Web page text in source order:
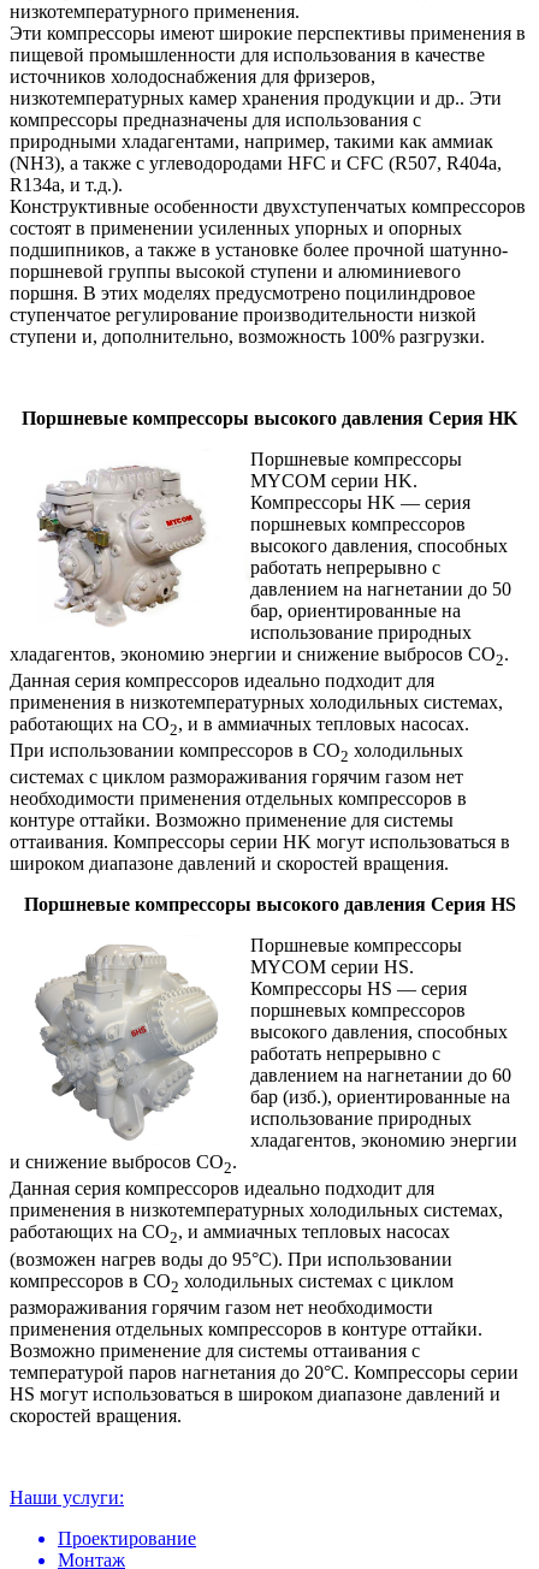
низкотемпературного применения.
Эти компрессоры имеют широкие перспективы применения в
пищевой промышленности для использования в качестве
источников холодоснабжения для фризеров,
низкотемпературных камер хранения продукции и др.. Эти
компрессоры предназначены для использования с
природными хладагентами, например, такими как аммиак
(NH3), а также с углеводородами HFС и СFС (R507, R404a,
R134a, и т.д.).
Конструктивные особенности двухступенчатых компрессоров
состоят в применении усиленных упорных и опорных
подшипников, а также в установке более прочной шатунно-
поршневой группы высокой ступени и алюминиевого
поршня. В этих моделях предусмотрено поцилиндровое
ступенчатое регулирование производительности низкой
ступени и, дополнительно, возможность 100% разгрузки.
Поршневые компрессоры высокого давления Серия HK
Поршневые компрессоры
MYCOM серии HK.
Компрессоры HK ― серия
поршневых компрессоров
высокого давления, способных
работать непрерывно с
давлением на нагнетании до 50
бар, ориентированные на
использование природных
хладагентов, экономию энергии и снижение выбросов CO2.
Данная серия компрессоров идеально подходит для
применения в низкотемпературных холодильных системах,
работающих на CO2, и в аммиачных тепловых насосах.
При использовании компрессоров в СО2 холодильных
системах с циклом размораживания горячим газом нет
необходимости применения отдельных компрессоров в
контуре оттайки. Возможно применение для системы
оттаивания. Компрессоры серии HK могут использоваться в
широком диапазоне давлений и скоростей вращения.
Поршневые компрессоры высокого давления Серия HS
Поршневые компрессоры
MYCOM серии HS.
Компрессоры HS ― серия
поршневых компрессоров
высокого давления, способных
работать непрерывно с
давлением на нагнетании до 60
бар (изб.), ориентированные на
использование природных
хладагентов, экономию энергии
и снижение выбросов CO2.
Данная серия компрессоров идеально подходит для
применения в низкотемпературных холодильных системах,
работающих на CO2, и аммиачных тепловых насосах
(возможен нагрев воды до 95°C). При использовании
компрессоров в СО2 холодильных системах с циклом
размораживания горячим газом нет необходимости
применения отдельных компрессоров в контуре оттайки.
Возможно применение для системы оттаивания с
температурой паров нагнетания до 20°C. Компрессоры серии
HS могут использоваться в широком диапазоне давлений и
скоростей вращения.
Наши услуги:
Проектирование
Монтаж